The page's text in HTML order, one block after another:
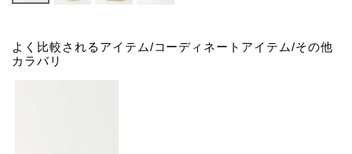
よく比較されるアイテム/コーディネートアイテム/その他
カラバリ